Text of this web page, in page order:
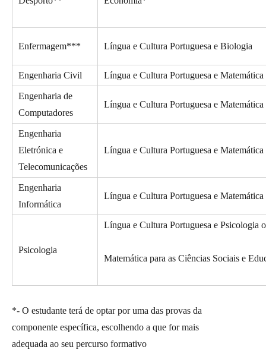
Enfermagem*** Língua e Cultura Portuguesa e Biologia
Engenharia Civil Língua e Cultura Portuguesa e Matemática
Engenharia de
Computadores
Língua e Cultura Portuguesa e Matemática
Engenharia
Eletrónica e
Telecomunicações
Língua e Cultura Portuguesa e Matemática
Engenharia
Informática
Língua e Cultura Portuguesa e Matemática
Psicologia
Língua e Cultura Portuguesa e Psicologia
Matemática para as Ciências Sociais e
*- O estudante terá de optar por uma das provas da
componente específica, escolhendo a que for mais
adequada ao seu percurso formativo